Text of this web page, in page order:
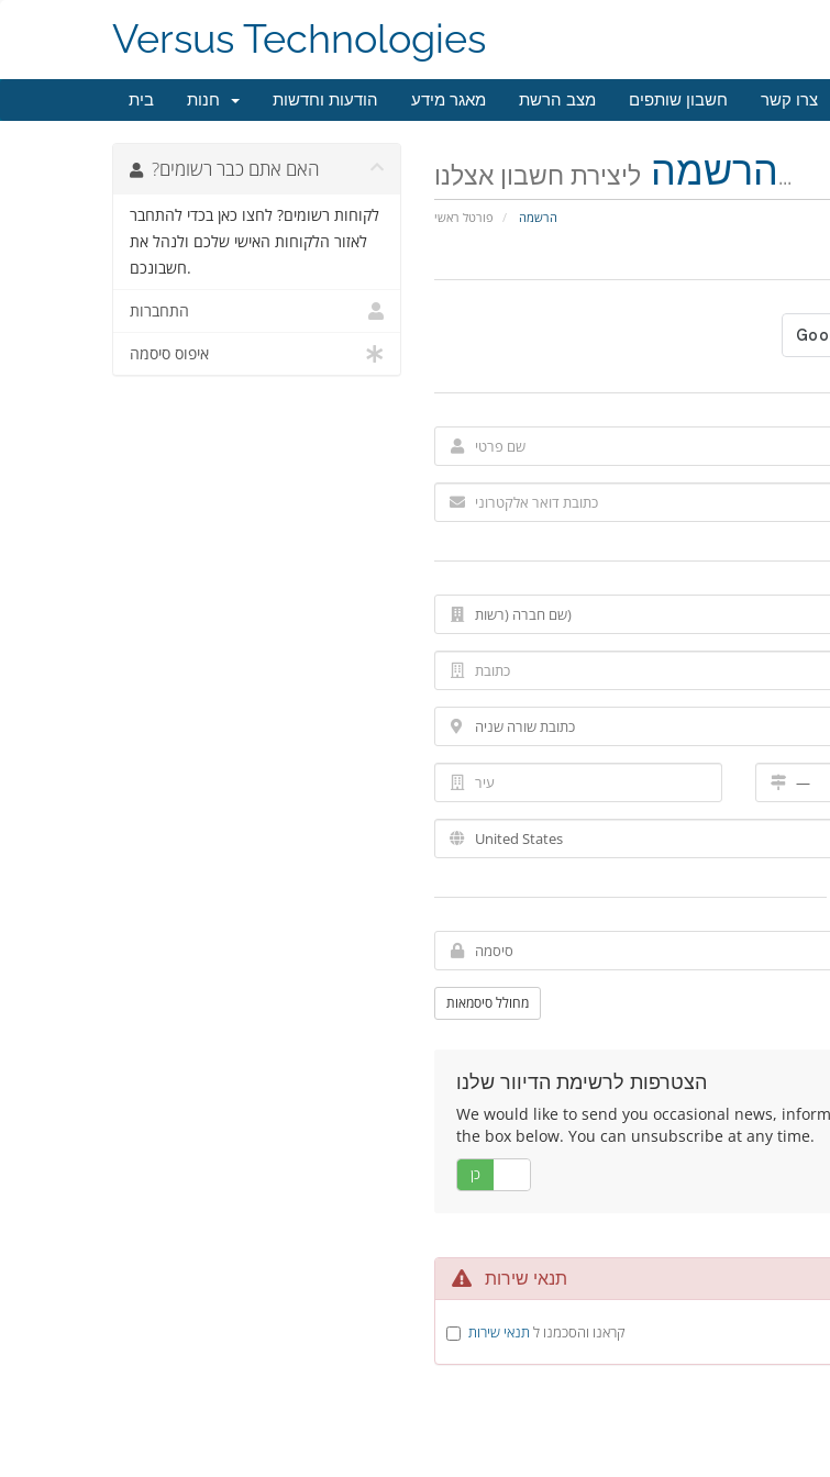
Versus Technologies
בית הודעות וחדשות מאגר מידע מצב הרשת חשבון שותפים צרו קשר
הרשמהליצירת חשבון אצלנו...
פורטל ראשי הרשמה
?האם אתם כבר רשומים
לקוחות רשומים? לחצו כאן בכדי להתחבר
לאזור הלקוחות האישי שלכם ולנהל את
חשבונכם.
התחברות
איפוס סיסמה
מחולל סיסמאות
הצטרפות לרשימת הדיוור שלנו
We would like to send you occasional news,
the box below. You can unsubscribe at any time.
כן
תנאי שירות
קראנו והסכמנו ל תנאי שירות